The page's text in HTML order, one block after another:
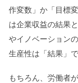
作変数」か「目標
は企業収益の結果
やイノベーション
生産性は「結果」
もちろん、労働者